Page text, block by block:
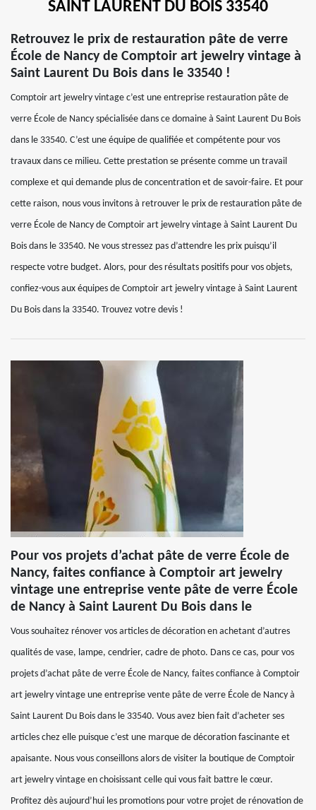
SAINT LAURENT DU BOIS 33540
Retrouvez le prix de restauration pâte de verre
École de Nancy de Comptoir art jewelry vintage à
Saint Laurent Du Bois dans le 33540 !
Comptoir art jewelry vintage c’est une entreprise restauration pâte de
verre École de Nancy spécialisée dans ce domaine à Saint Laurent Du Bois
dans le 33540. C’est une équipe de qualifiée et compétente pour vos
travaux dans ce milieu. Cette prestation se présente comme un travail
complexe et qui demande plus de concentration et de savoir-faire. Et pour
cette raison, nous vous invitons à retrouver le prix de restauration pâte de
verre École de Nancy de Comptoir art jewelry vintage à Saint Laurent Du
Bois dans le 33540. Ne vous stressez pas d’attendre les prix puisqu’il
respecte votre budget. Alors, pour des résultats positifs pour vos objets,
confiez-vous aux équipes de Comptoir art jewelry vintage à Saint Laurent
Du Bois dans la 33540. Trouvez votre devis !
Pour vos projets d’achat pâte de verre École de
Nancy, faites confiance à Comptoir art jewelry
vintage une entreprise vente pâte de verre École
de Nancy à Saint Laurent Du Bois dans le
Vous souhaitez rénover vos articles de décoration en achetant d’autres
qualités de vase, lampe, cendrier, cadre de photo. Dans ce cas, pour vos
projets d’achat pâte de verre École de Nancy, faites confiance à Comptoir
art jewelry vintage une entreprise vente pâte de verre École de Nancy à
Saint Laurent Du Bois dans le 33540. Vous avez bien fait d’acheter ses
articles chez elle puisque c’est une marque de décoration fascinante et
apaisante. Nous vous conseillons alors de visiter la boutique de Comptoir
art jewelry vintage en choisissant celle qui vous fait battre le cœur.
Profitez dès aujourd’hui les promotions pour votre projet de rénovation de